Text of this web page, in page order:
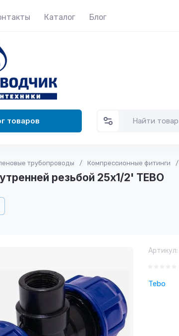
Каталог Блог
товаров
трубопроводы / Компрессионные фитинги /
резьбой 25x1/2' ТЕВО
Артикул:
Tebo